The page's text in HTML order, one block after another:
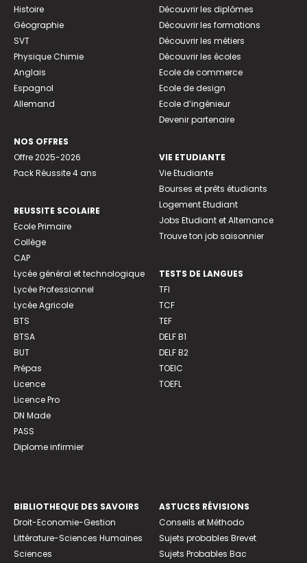
Histoire
Géographie
SVT
Physique Chimie
Anglais
Espagnol
Allemand
NOS OFFRES
Offre 2025-2026
Pack Réussite 4 ans
REUSSITE SCOLAIRE
Ecole Primaire
Collège
CAP
Lycée général et technologique
Lycée Professionnel
Lycée Agricole
BTS
BTSA
BUT
Prépas
Licence
Licence Pro
DN Made
PASS
Diplome infirmier
Découvrir les diplômes
Découvrir les formations
Découvrir les métiers
Découvrir les écoles
Ecole de commerce
Ecole de design
Ecole d’ingénieur
Devenir partenaire
VIE ETUDIANTE
Vie Etudiante
Bourses et prêts étudiants
Logement Etudiant
Jobs Etudiant et Alternance
Trouve ton job saisonnier
TESTS DE LANGUES
TFI
TCF
TEF
DELF B1
DELF B2
TOEIC
TOEFL
BIBLIOTHEQUE DES SAVOIRS
Droit-Economie-Gestion
Littérature-Sciences Humaines
Sciences
ASTUCES RÉVISIONS
Conseils et Méthodo
Sujets probables Brevet
Sujets Probables Bac